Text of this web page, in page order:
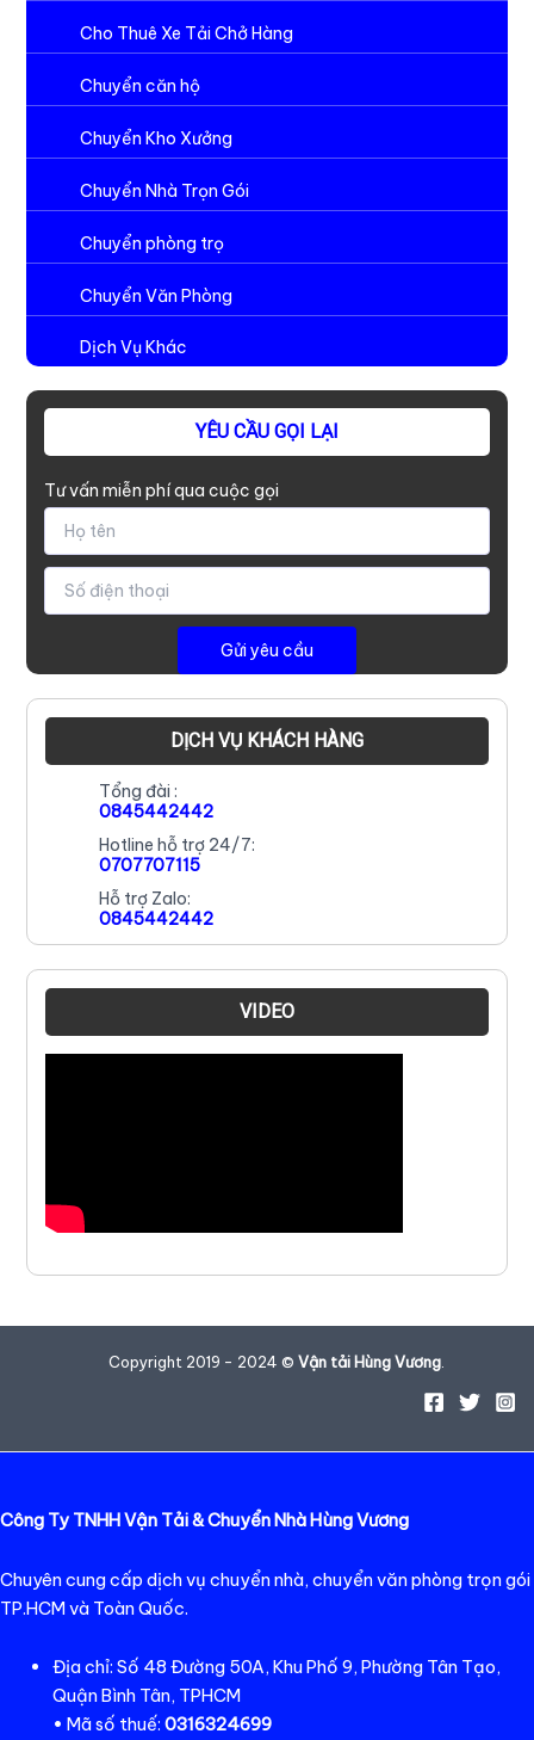
Cho Thuê Xe Tải Chở Hàng
Chuyển căn hộ
Chuyển Kho Xưởng
Chuyển Nhà Trọn Gói
Chuyển phòng trọ
Chuyển Văn Phòng
Dịch Vụ Khác
YÊU CẦU GỌI LẠI
Tư vấn miễn phí qua cuộc gọi
DỊCH VỤ KHÁCH HÀNG
Tổng đài :
0845442442
Hotline hỗ trợ 24/7:
0707707115
Hỗ trợ Zalo:
0845442442
VIDEO
Copyright 2019 - 2024 © Vận tải Hùng Vương.
Công Ty TNHH Vận Tải & Chuyển Nhà Hùng Vương
Chuyên cung cấp dịch vụ chuyển nhà, chuyển văn phòng trọn gói
TP.HCM và Toàn Quốc.
Địa chỉ: Số 48 Đường 50A, Khu Phố 9, Phường Tân Tạo,
Quận Bình Tân, TPHCM
• Mã số thuế: 0316324699